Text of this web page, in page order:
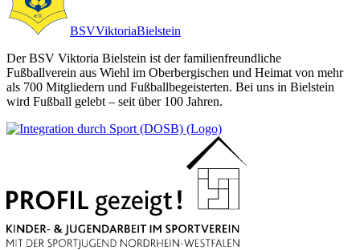
BSVViktoriaBielstein
Der BSV Viktoria Bielstein ist der familienfreundliche
Fußballverein aus Wiehl im Oberbergischen und Heimat von mehr
als 700 Mitgliedern und Fußballbegeisterten. Bei uns in Bielstein
wird Fußball gelebt – seit über 100 Jahren.